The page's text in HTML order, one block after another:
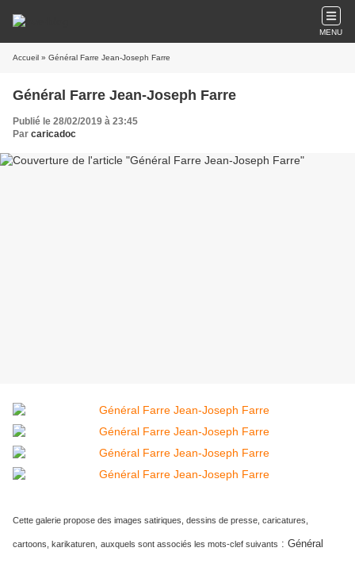
MENU
Accueil » Général Farre Jean-Joseph Farre
Général Farre Jean-Joseph Farre
Publié le 28/02/2019 à 23:45
Par caricadoc
Cette galerie propose des images satiriques, dessins de presse, caricatures,
cartoons, karikaturen, auxquels sont associés les mots-clef suivants : Général